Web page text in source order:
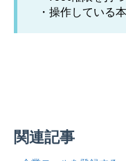
・操作している
関連記事